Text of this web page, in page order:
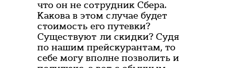
что он не сотрудник Сбера.
Какова в этом случае будет
стоимость его путевки?
Существуют ли скидки? Судя
по нашим прейскурантам, то
себе могу вполне позволить и